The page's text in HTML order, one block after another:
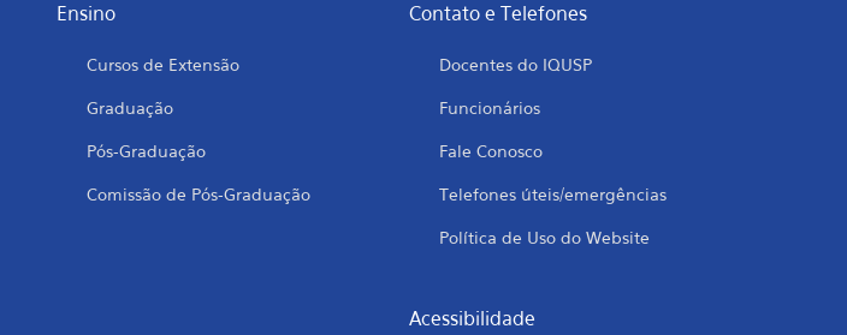
Ensino
Cursos de Extensão
Graduação
Pós-Graduação
Comissão de Pós-Graduação
Contato e Telefones
Docentes do IQUSP
Funcionários
Fale Conosco
Telefones úteis/emergências
Política de Uso do Website
Acessibilidade